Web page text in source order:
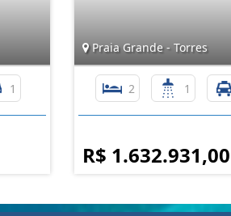
1
Praia Grande - Torres
2 1
R$ 1.632.931,00